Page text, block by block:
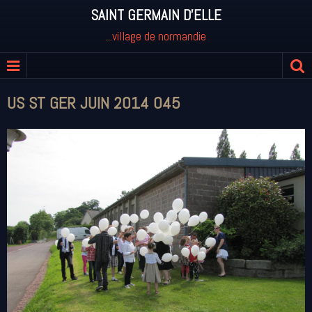
SAINT GERMAIN D'ELLE
...village de normandie
US ST GER JUIN 2014 045